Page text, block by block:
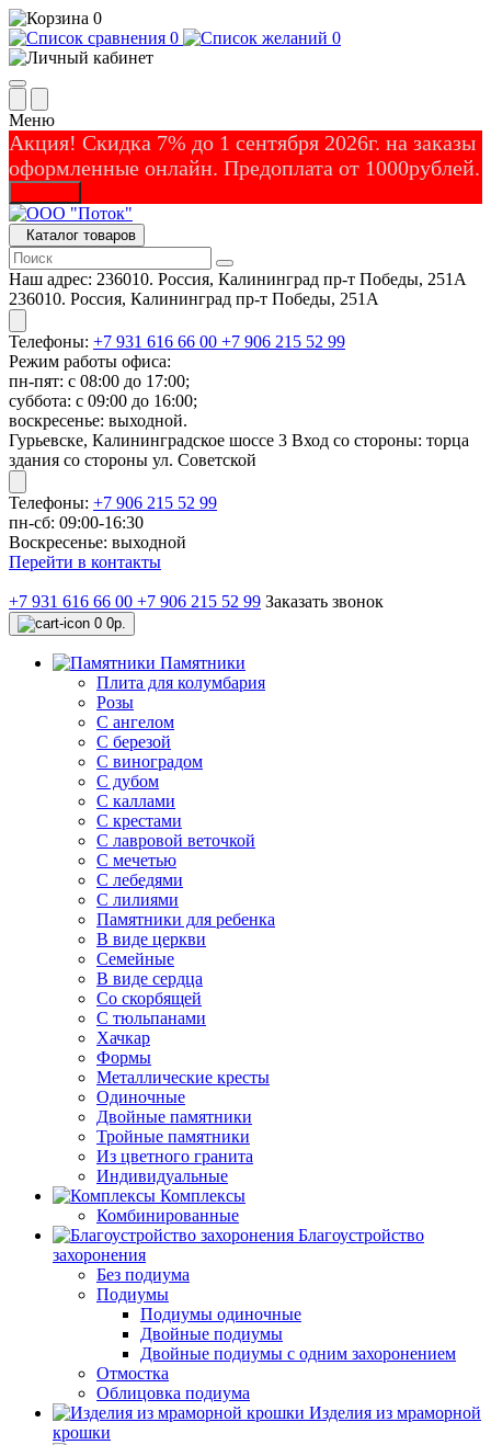
0
0
0
Меню
Акция! Скидка 7% до 1 сентября 2026г. на заказы
оформленные онлайн. Предоплата от 1000рублей.
Каталог товаров
Наш адрес: 236010. Россия, Калининград пр-т Победы, 251А
236010. Россия, Калининград пр-т Победы, 251А
Телефоны: +7 931 616 66 00 +7 906 215 52 99
Режим работы офиса:
пн-пят: с 08:00 до 17:00;
суббота: с 09:00 до 16:00;
воскресенье: выходной.
Гурьевске, Калининградское шоссе 3 Вход со стороны: торца
здания со стороны ул. Советской
Телефоны: +7 906 215 52 99
пн-сб: 09:00-16:30
Воскресенье: выходной
Перейти в контакты
+7 931 616 66 00 +7 906 215 52 99 Заказать звонок
0 0р.
Памятники
Плита для колумбария
Розы
C ангелом
C березой
С виноградом
С дубом
С каллами
С крестами
С лавровой веточкой
С мечетью
C лебедями
С лилиями
Памятники для ребенка
В виде церкви
Семейные
В виде сердца
Со скорбящей
С тюльпанами
Хачкар
Формы
Металлические кресты
Одиночные
Двойные памятники
Тройные памятники
Из цветного гранита
Индивидуальные
Комплексы
Комбинированные
Благоустройство
захоронения
Без подиума
Подиумы
Подиумы одиночные
Двойные подиумы
Двойные подиумы с одним захоронением
Отмостка
Облицовка подиума
Изделия из мраморной
крошки